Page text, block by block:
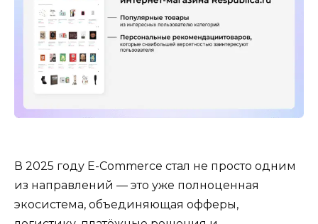
В 2025 году E-Commerce стал не просто одним
из направлений — это уже полноценная
экосистема, объединяющая офферы,